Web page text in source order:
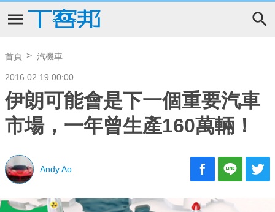
首頁 汽機車
2016.02.19 00:00
伊朗可能會是下一個重要汽車
市場，一年曾生產160萬輛！
Andy Ao